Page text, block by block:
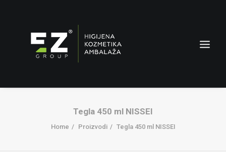
Tegla 450 ml NISSEI
Home Proizvodi Tegla 450 ml NISSEI